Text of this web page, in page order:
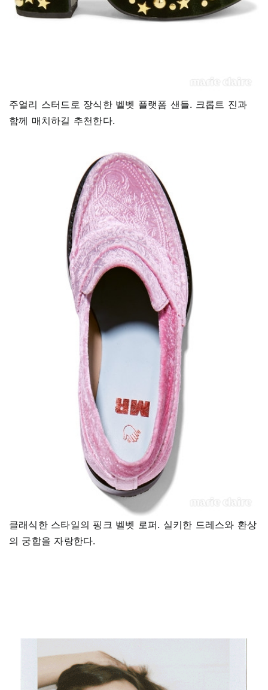
주얼리 스터드로 장식한 벨벳 플랫폼 샌들. 크롭트 진과
함께 매치하길 추천한다.
클래식한 스타일의 핑크 벨벳 로퍼. 실키한 드레스와 환상
의 궁합을 자랑한다.